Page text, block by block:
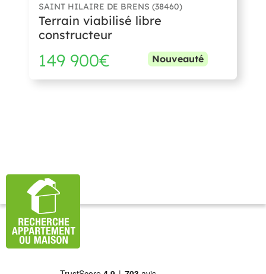
SAINT HILAIRE DE BRENS (38460)
Terrain viabilisé libre
constructeur
149 900€ Nouveauté